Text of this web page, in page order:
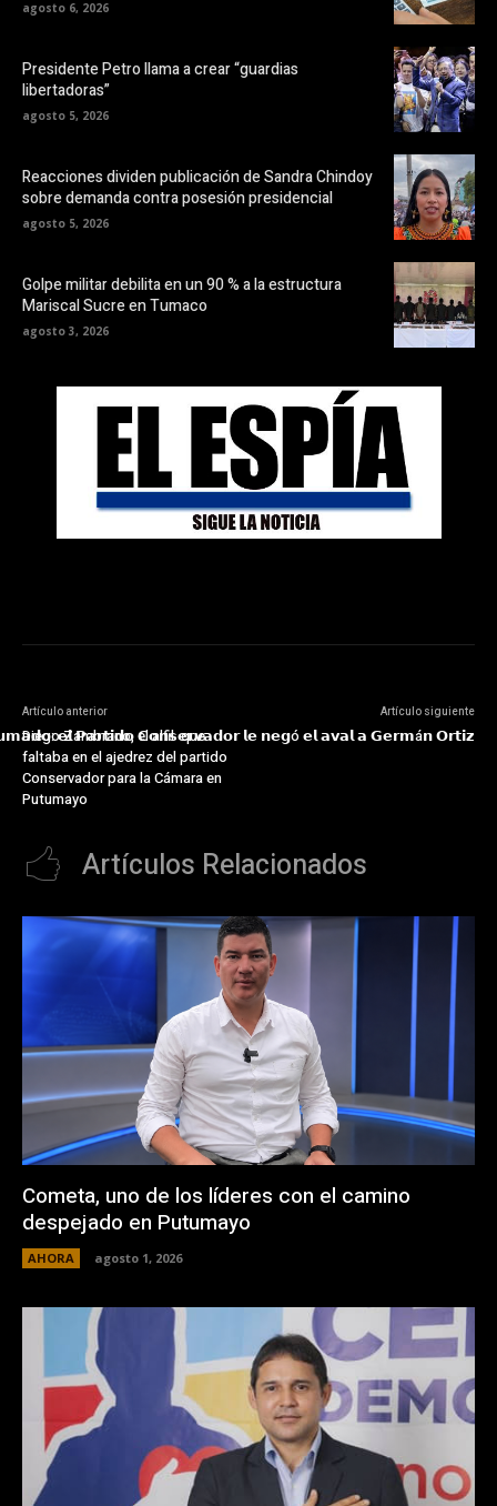
agosto 6, 2026
Presidente Petro llama a crear “guardias
libertadoras”
agosto 5, 2026
Reacciones dividen publicación de Sandra Chindoy
sobre demanda contra posesión presidencial
agosto 5, 2026
Golpe militar debilita en un 90 % a la estructura
Mariscal Sucre en Tumaco
agosto 3, 2026
Artículo anterior
Diego Zambrano, el alfil que
faltaba en el ajedrez del partido
Conservador para la Cámara en
Putumayo
Artículo siguiente
𝗲𝗹 𝗣𝗮𝗿𝘁𝗶𝗱𝗼 𝗖𝗼𝗻𝘀𝗲𝗿𝘃𝗮𝗱𝗼𝗿 𝗹𝗲 𝗻𝗲𝗴ó 𝗲𝗹 𝗮𝘃𝗮𝗹 𝗮 𝗚𝗲𝗿𝗺á𝗻 𝗢𝗿𝘁𝗶𝘇
Artículos Relacionados
Cometa, uno de los líderes con el camino
despejado en Putumayo
AHORA agosto 1, 2026